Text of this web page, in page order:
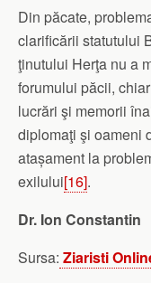
Din păcate,
clarificării statutului
ţinutului Herţa nu a
forumului păcii,
lucrări şi memorii
diplomaţi şi oameni
atașament la
exilului[16].
Dr. Ion Constantin
Sursa: Ziaristi